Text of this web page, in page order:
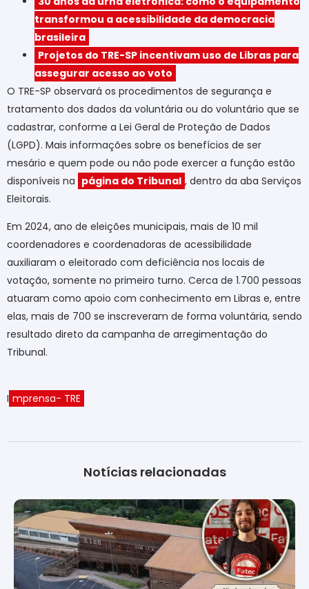
transformou a acessibilidade da democracia
brasileira
Projetos do TRE-SP incentivam uso de Libras para
assegurar acesso ao voto
O TRE-SP observará os procedimentos de segurança e
tratamento dos dados da voluntária ou do voluntário que se
cadastrar, conforme a Lei Geral de Proteção de Dados
(LGPD). Mais informações sobre os benefícios de ser
mesário e quem pode ou não pode exercer a função estão
disponíveis na página do Tribunal , dentro da aba Serviços
Eleitorais.
Em 2024, ano de eleições municipais, mais de 10 mil
coordenadores e coordenadoras de acessibilidade
auxiliaram o eleitorado com deficiência nos locais de
votação, somente no primeiro turno. Cerca de 1.700 pessoas
atuaram como apoio com conhecimento em Libras e, entre
elas, mais de 700 se inscreveram de forma voluntária, sendo
resultado direto da campanha de arregimentação do
Tribunal.
I mprensa- TRE
Notícias relacionadas